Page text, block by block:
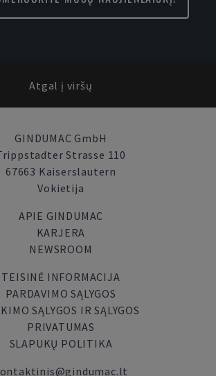
Atgal į viršų
GINDUMAC GmbH
Strasse 110
67663 Kaiserslautern
Vokietija
APIE GINDUMAC
KARJERA
NEWSROOM
TEISINĖ INFORMACIJA
PARDAVIMO SĄLYGOS
SĄLYGOS IR SĄLYGOS
PRIVATUMAS
SLAPUKŲ POLITIKA